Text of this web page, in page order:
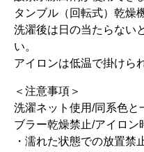
タンブル（回転式）乾燥
洗濯後は日の当たらない
い。
アイロンは低温で掛けら
＜注意事項＞
洗濯ネット使用/同系色と
ブラー乾燥禁止/アイロン
・濡れた状態での放置禁